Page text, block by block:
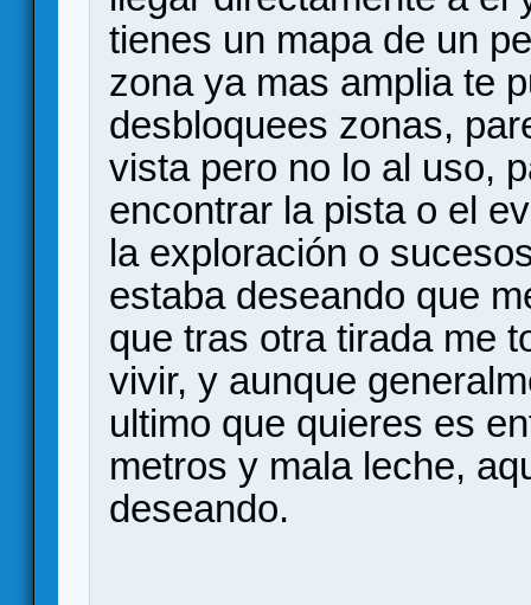
tienes un mapa de un
zona ya mas amplia te
desbloquees zonas,
vista pero no lo al uso,
encontrar la pista o el
la exploración o
estaba deseando que
que tras otra tirada me
vivir, y aunque
ultimo que quieres es
metros y mala leche,
deseando.